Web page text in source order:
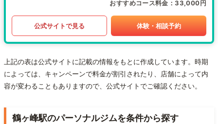
おすすめコース料金 33,000円
公式サイトで見る 体験・相談予約
上記の表は公式サイトに記載の情報をもとに作成しています。時期
によっては、キャンペーンで料金が割引されたり、店舗によって内
容が変わることもありますので、公式サイトでご確認ください。
鶴ヶ峰駅のパーソナルジムを条件から探す